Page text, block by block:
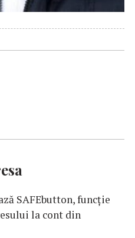
SAFEbutton, funcţie
la cont din